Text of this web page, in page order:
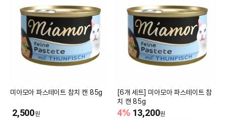
미아모아 파스테이트 참치 캔 85g
2,500원
[6개 세트] 미아모아 파스테이트 참
치 캔 85g
13,200원
4%